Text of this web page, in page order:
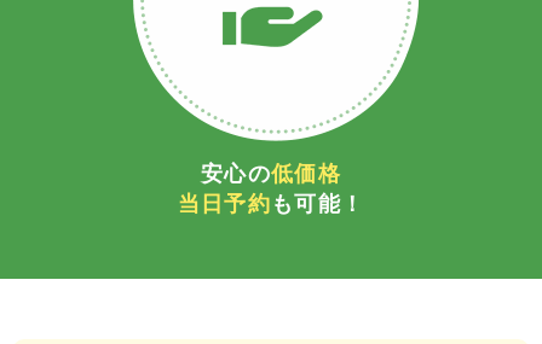
安心の低価格
当日予約も可能！